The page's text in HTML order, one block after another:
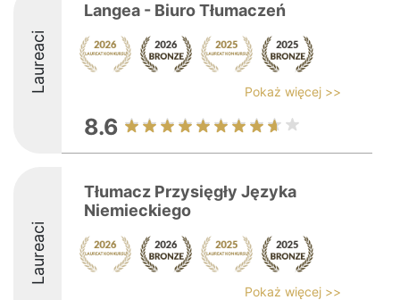
Laureaci
Langea - Biuro Tłumaczeń
Pokaż więcej >>
8.6
Laureaci
Tłumacz Przysięgły Języka
Niemieckiego
Pokaż więcej >>